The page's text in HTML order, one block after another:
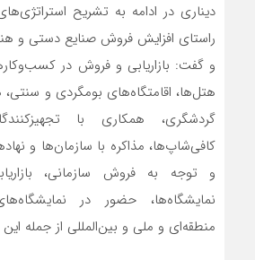
دیناری در ادامه به تشریح
راستای افزایش فروش صنایع دستی و
و گفت: بازاریابی و فروش در
هتل‌ها، اقامتگاه‌های بومگردی و سنتی،
گردشگری، همکاری با
کافی‌شاپ‌ها، مذاکره با سازمان‌ها و
و توجه به فروش سازمانی،
نمایشگاه‌ها، حضور در
منطقه‌ای و ملی و بین‌المللی از جمله